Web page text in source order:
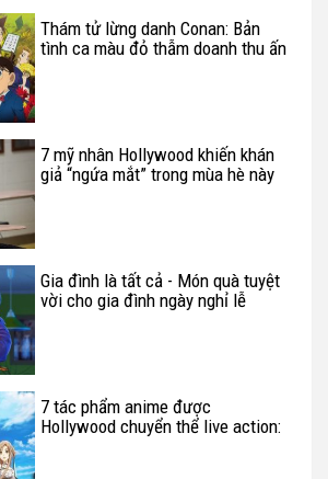
Thám tử lừng danh Conan: Bản
tình ca màu đỏ thẫm doanh thu ấn
7 mỹ nhân Hollywood khiến khán
giả “ngứa mắt” trong mùa hè này
Gia đình là tất cả - Món quà tuyệt
vời cho gia đình ngày nghỉ lễ
7 tác phẩm anime được
Hollywood chuyển thể live action: